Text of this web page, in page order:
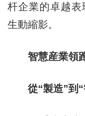
杆企業的卓越表
生動縮影。
智慧産業領
從“製造”到“